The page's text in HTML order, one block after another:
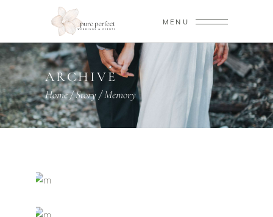
MENU
ARCHIVE
Home/Story/Memory